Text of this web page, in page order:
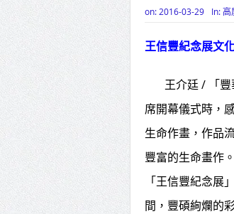
on: 2016-03-29 In:高
王信豐紀念展文
王介廷 / 「豐
席開幕儀式時，
生命作畫，作品
豐富的生命畫作。
「王信豐紀念
間，豐碩絢爛的